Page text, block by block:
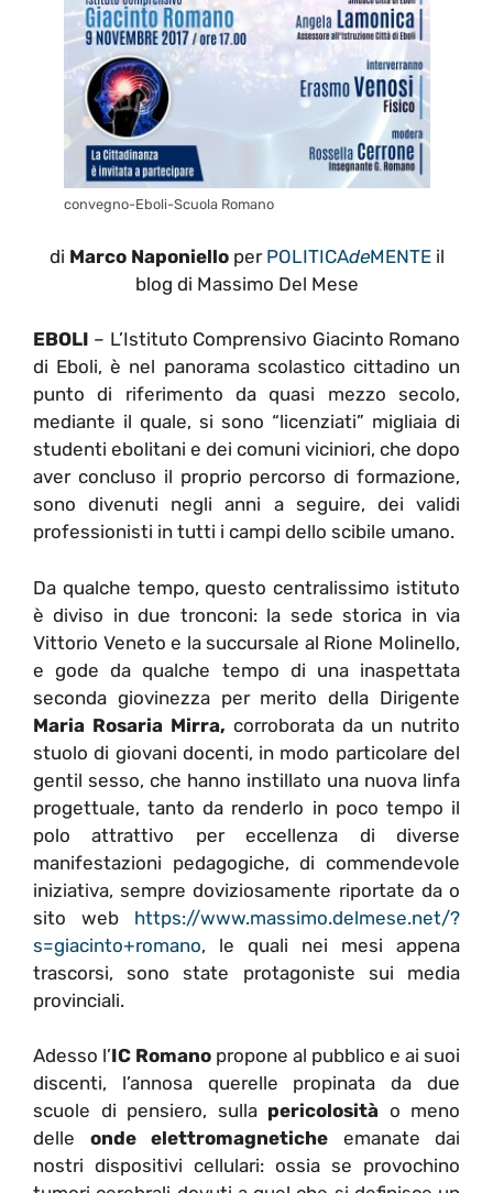
convegno-Eboli-Scuola Romano
di Marco Naponielloper POLITICAdeMENTEil
blog di Massimo Del Mese
EBOLI – L’Istituto Comprensivo Giacinto Romano
di Eboli, è nel panorama scolastico cittadino un
punto di riferimento da quasi mezzo secolo,
mediante il quale, si sono “licenziati” migliaia di
studenti ebolitani e dei comuni viciniori, che dopo
aver concluso il proprio percorso di formazione,
sono divenuti negli anni a seguire, dei validi
professionisti in tutti i campi dello scibile umano.
Da qualche tempo, questo centralissimo istituto
è diviso in due tronconi: la sede storica in via
Vittorio Veneto e la succursale al Rione Molinello,
e gode da qualche tempo di una inaspettata
seconda giovinezza per merito della Dirigente
Maria Rosaria Mirra, corroborata da un nutrito
stuolo di giovani docenti, in modo particolare del
gentil sesso, che hanno instillato una nuova linfa
progettuale, tanto da renderlo in poco tempo il
polo attrattivo per eccellenza di diverse
manifestazioni pedagogiche, di commendevole
iniziativa, sempre doviziosamente riportate da o
sito web https://www.massimo.delmese.net/?
s=giacinto+romano, le quali nei mesi appena
trascorsi, sono state protagoniste sui media
provinciali.
Adesso l’IC Romano propone al pubblico e ai suoi
discenti, l’annosa querelle propinata da due
scuole di pensiero, sulla pericolosità o meno
delle onde elettromagnetiche emanate dai
nostri dispositivi cellulari: ossia se provochino